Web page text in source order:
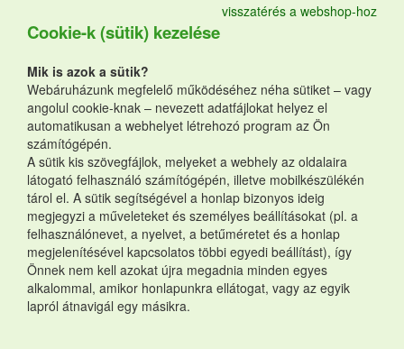
visszatérés a webshop-hoz
Cookie-k (sütik) kezelése
Mik is azok a sütik?
Webáruházunk megfelelő működéséhez néha sütiket – vagy
angolul cookie-knak – nevezett adatfájlokat helyez el
automatikusan a webhelyet létrehozó program az Ön
számítógépén.
A sütik kis szövegfájlok, melyeket a webhely az oldalaira
látogató felhasználó számítógépén, illetve mobilkészülékén
tárol el. A sütik segítségével a honlap bizonyos ideig
megjegyzi a műveleteket és személyes beállításokat (pl. a
felhasználónevet, a nyelvet, a betűméretet és a honlap
megjelenítésével kapcsolatos többi egyedi beállítást), így
Önnek nem kell azokat újra megadnia minden egyes
alkalommal, amikor honlapunkra ellátogat, vagy az egyik
lapról átnavigál egy másikra.